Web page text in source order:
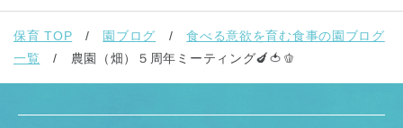
保育 TOP 園ブログ
食べる意欲を育む食事の園ブログ
一覧
農園（畑）５周年ミーティング🍆🍅🫑